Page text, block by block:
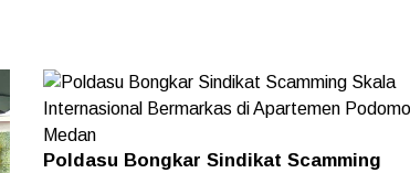
Poldasu Bongkar Sindikat Scamming